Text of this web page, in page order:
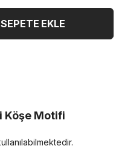
SEPETE EKLE
Köşe Motifi